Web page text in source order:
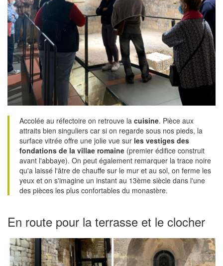
Accolée au réfectoire on retrouve la cuisine. Pièce aux
attraits bien singuliers car si on regarde sous nos pieds, la
surface vitrée offre une jolie vue sur les vestiges des
fondations de la villae romaine (premier édifice construit
avant l'abbaye). On peut également remarquer la trace noire
qu'a laissé l'âtre de chauffe sur le mur et au sol, on ferme les
yeux et on s'imagine un instant au 13ème siècle dans l'une
des pièces les plus confortables du monastère.
En route pour la terrasse et le clocher